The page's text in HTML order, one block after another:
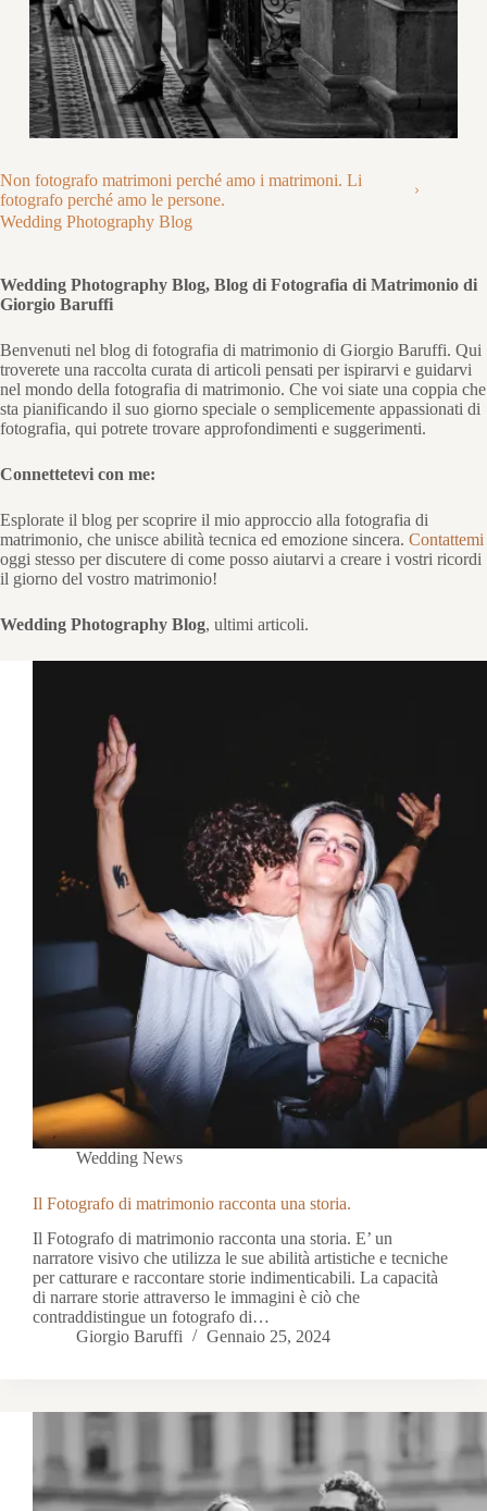
Non fotografo matrimoni perché amo i matrimoni. Li
fotografo perché amo le persone.
Wedding Photography Blog
Wedding Photography Blog, Blog di Fotografia di Matrimonio di
Giorgio Baruffi
Benvenuti nel blog di fotografia di matrimonio di Giorgio Baruffi. Qui
troverete una raccolta curata di articoli pensati per ispirarvi e guidarvi
nel mondo della fotografia di matrimonio. Che voi siate una coppia che
sta pianificando il suo giorno speciale o semplicemente appassionati di
fotografia, qui potrete trovare approfondimenti e suggerimenti.
Connettetevi con me:
Esplorate il blog per scoprire il mio approccio alla fotografia di
matrimonio, che unisce abilità tecnica ed emozione sincera. Contattemi
oggi stesso per discutere di come posso aiutarvi a creare i vostri ricordi
il giorno del vostro matrimonio!
Wedding Photography Blog, ultimi articoli.
Wedding News
Il Fotografo di matrimonio racconta una storia.
Il Fotografo di matrimonio racconta una storia. E’ un
narratore visivo che utilizza le sue abilità artistiche e tecniche
per catturare e raccontare storie indimenticabili. La capacità
di narrare storie attraverso le immagini è ciò che
contraddistingue un fotografo di…
Giorgio Baruffi
Gennaio 25, 2024